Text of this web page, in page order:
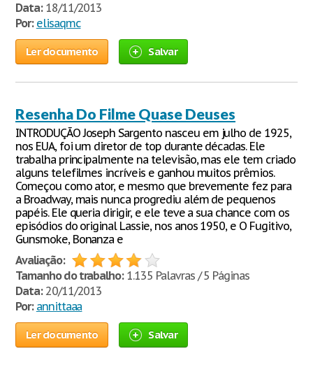
Data:18/11/2013
Por: elisaqmc
Ler documento Salvar
Resenha Do Filme Quase Deuses
INTRODUÇÃO Joseph Sargento nasceu em julho de 1925,
nos EUA, foi um diretor de top durante décadas. Ele
trabalha principalmente na televisão, mas ele tem criado
alguns telefilmes incríveis e ganhou muitos prêmios.
Começou como ator, e mesmo que brevemente fez para
a Broadway, mais nunca progrediu além de pequenos
papéis. Ele queria dirigir, e ele teve a sua chance com os
episódios do original Lassie, nos anos 1950, e O Fugitivo,
Gunsmoke, Bonanza e
Avaliação:
Tamanho do trabalho:1.135 Palavras / 5 Páginas
Data:20/11/2013
Por: annittaaa
Ler documento Salvar